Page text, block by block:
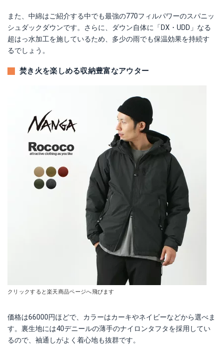
また、中綿はご紹介する中でも最強の770フィルパワーのスパニッ
シュダックダウンです。さらに、ダウン自体に「DX・UDD」なる
超はっ水加工を施しているため、多少の雨でも保温効果を持続す
るでしょう。
焚き火を楽しめる収納豊富なアウター
クリックすると楽天商品ページへ飛びます
価格は66000円ほどで、カラーはカーキやネイビーなどから選べま
す。裏生地には40デニールの薄手のナイロンタフタを採用してい
るので、袖通しがよく着心地も抜群です。